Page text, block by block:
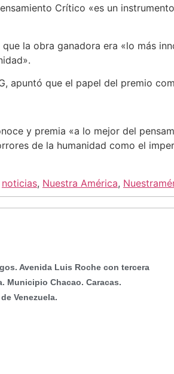
Crítico «es un
la obra ganadora era «lo más
apuntó que el papel del premio
y premia «a lo mejor del
de la humanidad como el
noticias, Nuestra América,
Avenida Luis Roche con tercera
Municipio Chacao. Caracas.
Venezuela.